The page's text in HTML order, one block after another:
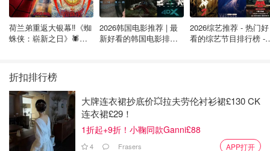
在不共享登录凭证的情况下，根据具体情况关闭已故亲人的
账户和/或提供部分账户内容。
来源：
ctvnews
谷歌学术Google Scholar使用攻略 - 搜
索最近论文、查找文章全文、引用格
荷兰弟重返大银幕‼️《蜘
蛛侠：崭新之日》🕷️北
2026韩国电影推荐 | 最
新好看的韩国电影排行
2026综艺推荐 - 热门好
看的综艺节目排行榜 -
折扣排行榜
大牌连衣裙抄底价💥拉夫劳伦衬衫裙£130 CK
连衣裙£29！
1折起+9折！小鞠同款Ganni£88
4 Frasers APP打开